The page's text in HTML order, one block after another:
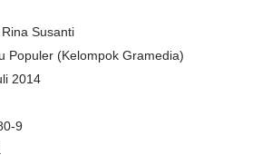
Susanti
Populer (Kelompok Gramedia)
2014
9